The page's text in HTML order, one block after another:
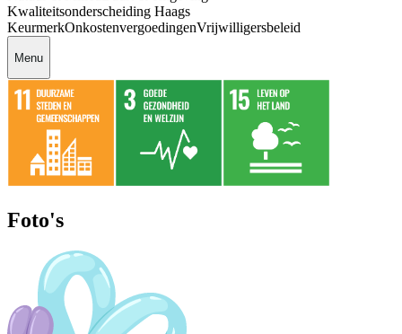
Kwaliteitsonderscheiding Haags
KeurmerkOnkostenvergoedingenVrijwilligersbeleid
Menu
Foto's